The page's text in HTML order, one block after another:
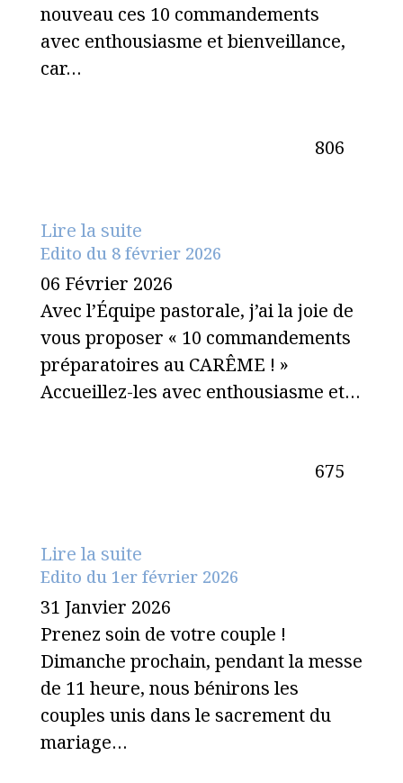
nouveau ces 10 commandements
avec enthousiasme et bienveillance,
car…
806
Lire la suite
Edito du 8 février 2026
06 Février 2026
Avec l’Équipe pastorale, j’ai la joie de
vous proposer « 10 commandements
préparatoires au CARÊME ! »
Accueillez-les avec enthousiasme et…
675
Lire la suite
Edito du 1er février 2026
31 Janvier 2026
Prenez soin de votre couple !
Dimanche prochain, pendant la messe
de 11 heure, nous bénirons les
couples unis dans le sacrement du
mariage…